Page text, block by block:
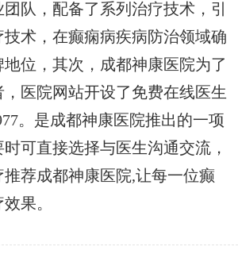
队，配备了系列治疗技术，引
术，在癫痫病疾病防治领域确
位，其次，成都神康医院为了
，医院网站开设了免费在线医生
。是成都神康医院推出的一项
可直接选择与医生沟通交流，
推荐成都神康医院,让每一位癫
果。